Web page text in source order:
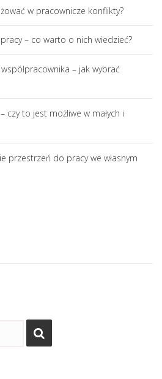
w pracownicze konflikty?
– co warto o nich wiedzieć?
– jak wybrać
czy to jest możliwe w małych i
przestrzeń do pracy we własnym